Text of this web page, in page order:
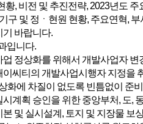
황, 비전 및 추진전략, 2023년도
구 및 정ㆍ현원 현황, 주요연혁,
기 바랍니다.
입니다.
업 정상화를 위해서 개발사업자 변
이씨티의 개발사업시행자 지정을
화에 차질이 없도록 빈틈없이 준
시계획 승인을 위한 중앙부처, 도,
및 실시설계, 토지 및 지장물 보